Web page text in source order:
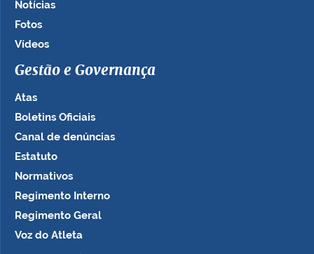
Notícias
Fotos
Vídeos
Gestão e Governança
Atas
Boletins Oficiais
Canal de denúncias
Estatuto
Normativos
Regimento Interno
Regimento Geral
Voz do Atleta